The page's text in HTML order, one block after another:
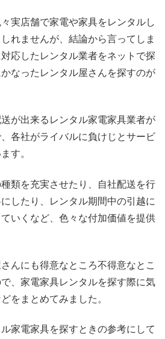
実店舗で家電や家具をレンタルし
れませんが、結論から言ってしま
応したレンタル業者をネットで探
なったレンタル屋さんを探すのが
が出来るレンタル家電家具業者が
各社がライバルに負けじとサービ
す。
類を充実させたり、自社配送を行
したり、レンタル期間中の引越に
いくなど、色々な付加価値を提供
んにも得意なところ不得意なとこ
、家電家具レンタルを探す際に気
をまとめてみました。
家電家具を探すときの参考にして